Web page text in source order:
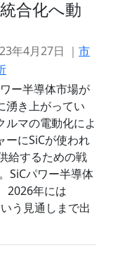
合化へ動
年4月27日 ｜ 市
ー半導体市場が
湧き上がってい
ルマの電動化によ
ーにSiCが使われ
給するための戦
SiCパワー半導体
2026年には
う見通しまで出